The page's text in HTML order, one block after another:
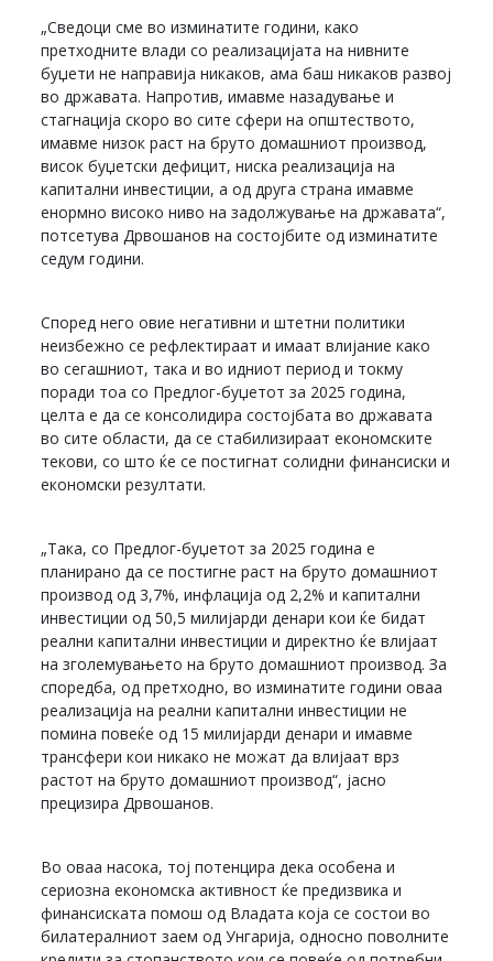
„Сведоци сме во изминатите години, како
претходните влади со реализацијата на нивните
буџети не направија никаков, ама баш никаков развој
во државата. Напротив, имавме назадување и
стагнација скоро во сите сфери на општеството,
имавме низок раст на бруто домашниот производ,
висок буџетски дефицит, ниска реализација на
капитални инвестиции, а од друга страна имавме
енормно високо ниво на задолжување на државата“,
потсетува Дрвошанов на состојбите од изминатите
седум години.
Според него овие негативни и штетни политики
неизбежно се рефлектираат и имаат влијание како
во сегашниот, така и во идниот период и токму
поради тоа со Предлог-буџетот за 2025 година,
целта е да се консолидира состојбата во државата
во сите области, да се стабилизираат економските
текови, со што ќе се постигнат солидни финансиски и
економски резултати.
„Така, со Предлог-буџетот за 2025 година е
планирано да се постигне раст на бруто домашниот
производ од 3,7%, инфлација од 2,2% и капитални
инвестиции од 50,5 милијарди денари кои ќе бидат
реални капитални инвестиции и директно ќе влијаат
на зголемувањето на бруто домашниот производ. За
споредба, од претходно, во изминатите години оваа
реализација на реални капитални инвестиции не
помина повеќе од 15 милијарди денари и имавме
трансфери кои никако не можат да влијаат врз
растот на бруто домашниот производ“, јасно
прецизира Дрвошанов.
Во оваа насока, тој потенцира дека особена и
сериозна економска активност ќе предизвика и
финансиската помош од Владата која се состои во
билатералниот заем од Унгарија, односно поволните